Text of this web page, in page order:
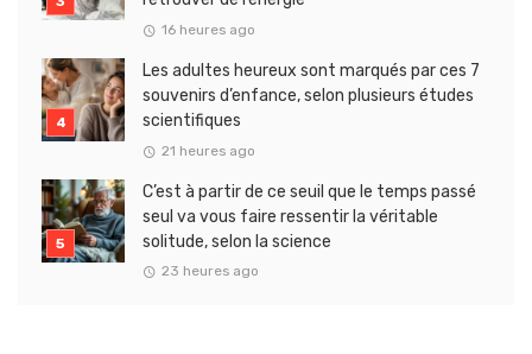
16 heures ago
Les adultes heureux sont marqués par ces 7
souvenirs d’enfance, selon plusieurs études
scientifiques
21 heures ago
C’est à partir de ce seuil que le temps passé
seul va vous faire ressentir la véritable
solitude, selon la science
23 heures ago